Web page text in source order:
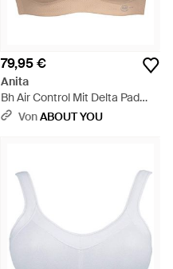
79,95 €
Anita
Bh Air Control Mit Delta Pad
Sport - Natur
VonABOUT YOU